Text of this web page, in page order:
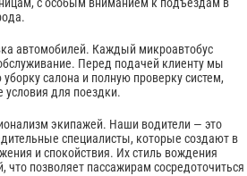
с особым вниманием к подъездам в
автомобилей. Каждый микроавтобус
Перед подачей клиенту мы
салона и полную проверку систем,
условия для поездки.
экипажей. Наши водители — это
специалисты, которые создают в
и спокойствия. Их стиль вождения
что позволяет пассажирам сосредоточиться